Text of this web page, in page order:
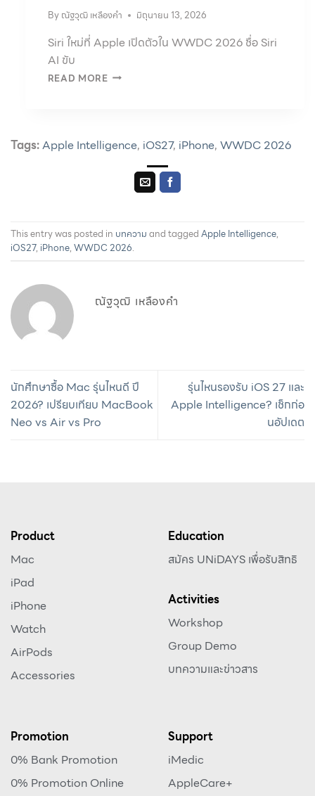
By ณัฐวุฒิ เหลืองคำ มิถุนายน 13, 2026
Siri ใหม่ที่ Apple เปิดตัวใน WWDC 2026 ชื่อ Siri
AI ขับ
READ MORE
Tags:Apple Intelligence, iOS27, iPhone, WWDC 2026
This entry was posted in บทความand taggedApple Intelligence,
iOS27, iPhone,WWDC 2026.
ณัฐวุฒิ เหลืองคำ
นักศึกษาซื้อ Mac รุ่นไหนดี ปี
2026? เปรียบเทียบ MacBook
Neo vs Air vs Pro
รุ่นไหนรองรับ iOS 27 และ
Apple Intelligence? เช็กก่อ
นอัปเดต
Product
Mac
iPad
iPhone
Watch
AirPods
Accessories
Education
สมัคร UNiDAYS เพื่อรับสิทธิ
Activities
Workshop
Group Demo
บทความและข่าวสาร
Promotion
0% Bank Promotion
0% Promotion Online
Support
iMedic
AppleCare+